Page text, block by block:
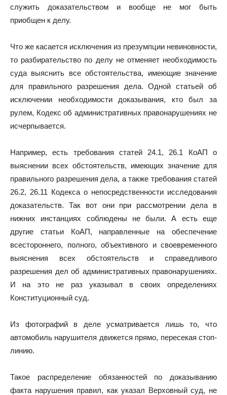
служить доказательством и вообще не мог быть
приобщен к делу.
Что же касается исключения из презумпции невиновности,
то разбирательство по делу не отменяет необходимость
суда выяснить все обстоятельства, имеющие значение
для правильного разрешения дела. Одной статьей об
исключении необходимости доказывания, кто был за
рулем, Кодекс об административных правонарушениях не
исчерпывается.
Например, есть требования статей 24.1, 26.1 КоАП о
выяснении всех обстоятельств, имеющих значение для
правильного разрешения дела, а также требования статей
26.2, 26.11 Кодекса о непосредственности исследования
доказательств. Так вот они при рассмотрении дела в
нижних инстанциях соблюдены не были. А есть еще
другие статьи КоАП, направленные на обеспечение
всестороннего, полного, объективного и своевременного
выяснения всех обстоятельств и справедливого
разрешения дел об административных правонарушениях.
И на это не раз указывал в своих определениях
Конституционный суд.
Из фотографий в деле усматривается лишь то, что
автомобиль нарушителя движется прямо, пересекая стоп-
линию.
Такое распределение обязанностей по доказыванию
факта нарушения правил, как указал Верховный суд, не